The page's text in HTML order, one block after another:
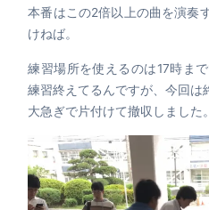
本番はこの2倍以上の曲を演奏
けねば。
練習場所を使えるのは17時ま
練習終えてるんですが、今回は
大急ぎで片付けて撤収しました。